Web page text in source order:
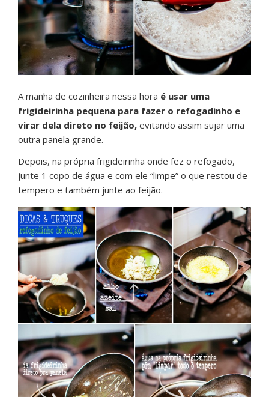
A manha de cozinheira nessa hora é usar uma
frigideirinha pequena para fazer o refogadinho e
virar dela direto no feijão, evitando assim sujar uma
outra panela grande.
Depois, na própria frigideirinha onde fez o refogado,
junte 1 copo de água e com ele “limpe” o que restou de
tempero e também junte ao feijão.